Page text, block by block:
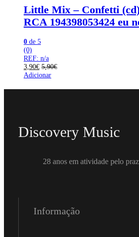
Little Mix – Confetti
RCA 194398053424 eu
0 de 5
(0)
REF: n/a
3,90€ 5,90€
Adicionar
Discovery Music
28 anos em atividade pelo
Informação